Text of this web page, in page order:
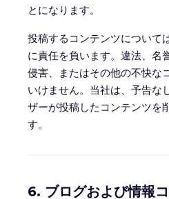
とになります。
投稿するコンテンツについて
に責任を負います。違法、名
侵害、またはその他の不快な
いけません。当社は、予告な
ザーが投稿したコンテンツを
す。
6. ブログおよび情報